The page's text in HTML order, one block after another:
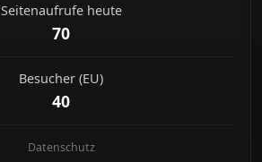
Seitenaufrufe heute
70
Besucher (EU)
40
Datenschutz